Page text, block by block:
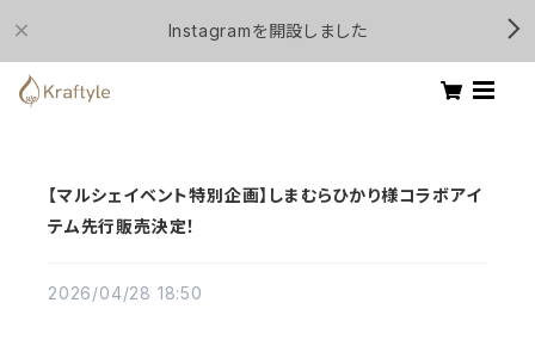
Instagramを開設しました
【マルシェイベント特別企画】しまむらひかり様コラボアイ
テム先行販売決定！
2026/04/28 18:50